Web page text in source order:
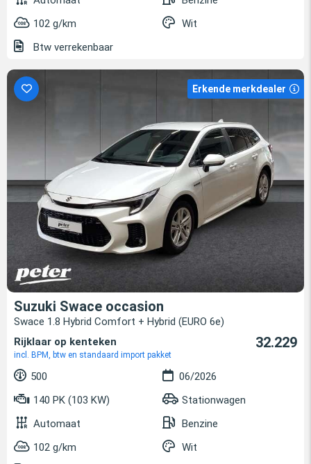
102 g/km
Wit
Btw verrekenbaar
Erkende merkdealer
Suzuki Swace occasion
Swace 1.8 Hybrid Comfort + Hybrid (EURO 6e)
Rijklaar op kenteken
incl. BPM, btw en standaard import pakket
32.229
500
06/2026
140 PK (103 KW)
Stationwagen
Automaat
Benzine
102 g/km
Wit